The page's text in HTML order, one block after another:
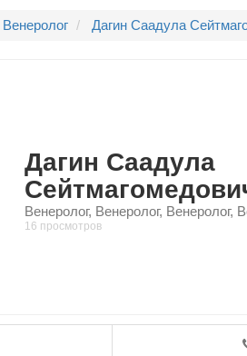
Венеролог Дагин Саадула
Дагин Саадула
Венеролог, Венеролог, Венеролог,
16 просмотров